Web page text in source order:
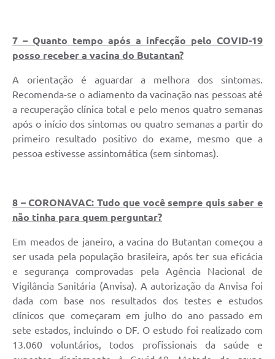
7 – Quanto tempo após a infecção pelo COVID-19
posso receber a vacina do Butantan?
A orientação é aguardar a melhora dos sintomas.
Recomenda-se o adiamento da vacinação nas pessoas até
a recuperação clínica total e pelo menos quatro semanas
após o início dos sintomas ou quatro semanas a partir do
primeiro resultado positivo do exame, mesmo que a
pessoa estivesse assintomática (sem sintomas).
8 – CORONAVAC: Tudo que você sempre quis saber e
não tinha para quem perguntar?
Em meados de janeiro, a vacina do Butantan começou a
ser usada pela população brasileira, após ter sua eficácia
e segurança comprovadas pela Agência Nacional de
Vigilância Sanitária (Anvisa). A autorização da Anvisa foi
dada com base nos resultados dos testes e estudos
clínicos que começaram em julho do ano passado em
sete estados, incluindo o DF. O estudo foi realizado com
13.060 voluntários, todos profissionais da saúde e